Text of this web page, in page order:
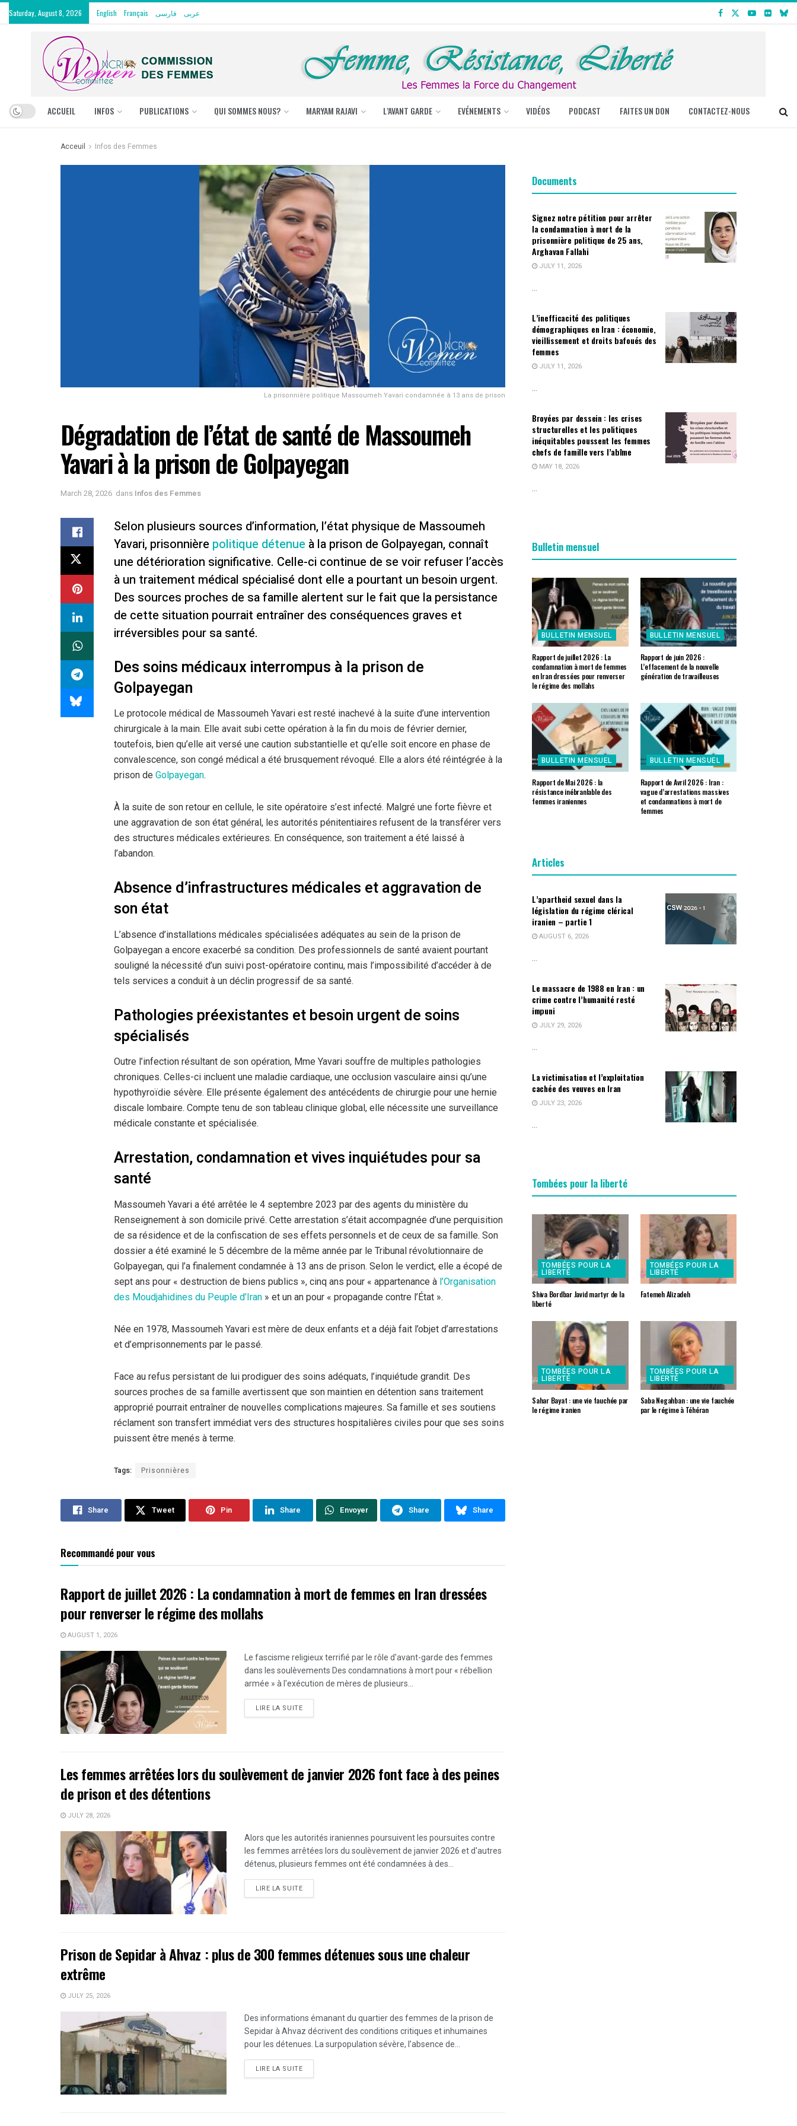
Saturday, August 8, 2026 English Français فارسی عربی
ACCUEIL INFOS PUBLICATIONS QUI SOMMES NOUS? MARYAM RAJAVI L’AVANT GARDE EVÉNEMENTS VIDÉOS PODCAST FAITES UN DON CONTACTEZ-NOUS
Acceuil Infos des Femmes
La prisonnière politique Massoumeh Yavari condamnée à 13 ans de prison
Dégradation de l’état de santé de Massoumeh
Yavari à la prison de Golpayegan
March 28, 2026 dans Infos des Femmes
Selon plusieurs sources d’information, l’état physique de Massoumeh
Yavari, prisonnière politique détenue à la prison de Golpayegan, connaît
une détérioration significative. Celle-ci continue de se voir refuser l’accès
à un traitement médical spécialisé dont elle a pourtant un besoin urgent.
Des sources proches de sa famille alertent sur le fait que la persistance
de cette situation pourrait entraîner des conséquences graves et
irréversibles pour sa santé.
Des soins médicaux interrompus à la prison de
Golpayegan
Le protocole médical de Massoumeh Yavari est resté inachevé à la suite d’une intervention
chirurgicale à la main. Elle avait subi cette opération à la fin du mois de février dernier,
toutefois, bien qu’elle ait versé une caution substantielle et qu’elle soit encore en phase de
convalescence, son congé médical a été brusquement révoqué. Elle a alors été réintégrée à la
prison de Golpayegan.
À la suite de son retour en cellule, le site opératoire s’est infecté. Malgré une forte fièvre et
une aggravation de son état général, les autorités pénitentiaires refusent de la transférer vers
des structures médicales extérieures. En conséquence, son traitement a été laissé à
l’abandon.
Absence d’infrastructures médicales et aggravation de
son état
L’absence d’installations médicales spécialisées adéquates au sein de la prison de
Golpayegan a encore exacerbé sa condition. Des professionnels de santé avaient pourtant
souligné la nécessité d’un suivi post-opératoire continu, mais l’impossibilité d’accéder à de
tels services a conduit à un déclin progressif de sa santé.
Pathologies préexistantes et besoin urgent de soins
spécialisés
Outre l’infection résultant de son opération, Mme Yavari souffre de multiples pathologies
chroniques. Celles-ci incluent une maladie cardiaque, une occlusion vasculaire ainsi qu’une
hypothyroïdie sévère. Elle présente également des antécédents de chirurgie pour une hernie
discale lombaire. Compte tenu de son tableau clinique global, elle nécessite une surveillance
médicale constante et spécialisée.
Arrestation, condamnation et vives inquiétudes pour sa
santé
Massoumeh Yavari a été arrêtée le 4 septembre 2023 par des agents du ministère du
Renseignement à son domicile privé. Cette arrestation s’était accompagnée d’une perquisition
de sa résidence et de la confiscation de ses effets personnels et de ceux de sa famille. Son
dossier a été examiné le 5 décembre de la même année par le Tribunal révolutionnaire de
Golpayegan, qui l’a finalement condamnée à 13 ans de prison. Selon le verdict, elle a écopé de
sept ans pour « destruction de biens publics », cinq ans pour « appartenance à l’Organisation
des Moudjahidines du Peuple d’Iran » et un an pour « propagande contre l’État ».
Née en 1978, Massoumeh Yavari est mère de deux enfants et a déjà fait l’objet d’arrestations
et d’emprisonnements par le passé.
Face au refus persistant de lui prodiguer des soins adéquats, l’inquiétude grandit. Des
sources proches de sa famille avertissent que son maintien en détention sans traitement
approprié pourrait entraîner de nouvelles complications majeures. Sa famille et ses soutiens
réclament son transfert immédiat vers des structures hospitalières civiles pour que ses soins
puissent être menés à terme.
Tags: Prisonnières
Share Tweet Pin Share Envoyer Share Share
Recommandé pour vous
Rapport de juillet 2026 : La condamnation à mort de femmes en Iran dressées
pour renverser le régime des mollahs
AUGUST 1, 2026
Le fascisme religieux terrifié par le rôle d'avant-garde des femmes
dans les soulèvements Des condamnations à mort pour « rébellion
armée » à l'exécution de mères de plusieurs...
LIRE LA SUITEDETAILS
Les femmes arrêtées lors du soulèvement de janvier 2026 font face à des peines
de prison et des détentions
JULY 28, 2026
Alors que les autorités iraniennes poursuivent les poursuites contre
les femmes arrêtées lors du soulèvement de janvier 2026 et d'autres
détenus, plusieurs femmes ont été condamnées à des...
LIRE LA SUITEDETAILS
Prison de Sepidar à Ahvaz : plus de 300 femmes détenues sous une chaleur
extrême
JULY 25, 2026
Des informations émanant du quartier des femmes de la prison de
Sepidar à Ahvaz décrivent des conditions critiques et inhumaines
pour les détenues. La surpopulation sévère, l’absence de...
LIRE LA SUITEDETAILS
Documents
Signez notre pétition pour arrêter
la condamnation à mort de la
prisonnière politique de 25 ans,
Arghavan Fallahi
JULY 11, 2026
L’inefficacité des politiques
démographiques en Iran : économie,
vieillissement et droits bafoués des
femmes
JULY 11, 2026
Broyées par dessein : les crises
structurelles et les politiques
inéquitables poussent les femmes
chefs de famille vers l’abîme
MAY 18, 2026
Bulletin mensuel
BULLETIN MENSUEL
Rapport de juillet 2026 : La
condamnation à mort de femmes
en Iran dressées pour renverser
le régime des mollahs
BULLETIN MENSUEL
Rapport de juin 2026 :
L’effacement de la nouvelle
génération de travailleuses
BULLETIN MENSUEL
Rapport de Mai 2026 : la
résistance inébranlable des
femmes iraniennes
BULLETIN MENSUEL
Rapport de Avril 2026 : Iran :
vague d’arrestations massives
et condamnations à mort de
femmes
Articles
L’apartheid sexuel dans la
législation du régime clérical
iranien – partie 1
AUGUST 6, 2026
...
Le massacre de 1988 en Iran : un
crime contre l’humanité resté
impuni
JULY 29, 2026
...
La victimisation et l’exploitation
cachée des veuves en Iran
JULY 23, 2026
...
Tombées pour la liberté
TOMBÉES POUR LA
LIBERTÉ
Shiva Bordbar Javid martyr de la
liberté
TOMBÉES POUR LA
LIBERTÉ
Fatemeh Alizadeh
TOMBÉES POUR LA
LIBERTÉ
Sahar Bayat : une vie fauchée par
le régime iranien
TOMBÉES POUR LA
LIBERTÉ
Saba Negahban : une vie fauchée
par le régime à Téhéran